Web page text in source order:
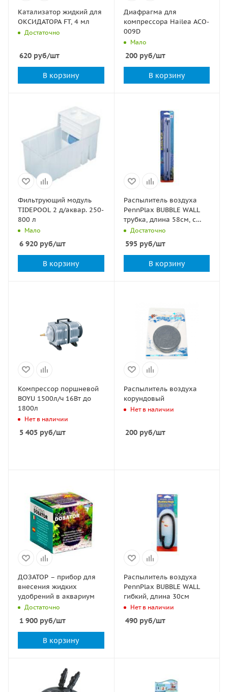
Катализатор жидкий для
ОКСИДАТОРА FT, 4 мл
Достаточно
620 руб/шт
В корзину
Диафрагма для
компрессора Hailea ACO-
009D
Мало
200руб/шт
В корзину
Фильтрующий модуль
TIDEPOOL 2 д/аквар. 250-
800 л
Мало
6 920 руб/шт
В корзину
Распылитель воздуха
PennPlax BUBBLE WALL
трубка, длина 58см, с
присосками
Достаточно
595руб/шт
В корзину
Компрессор поршневой
BOYU 1500л/ч 16Вт до
1800л
Нет в наличии
5 405 руб/шт
Распылитель воздуха
корундовый
Нет в наличии
200руб/шт
ДОЗАТОР – прибор для
внесения жидких
удобрений в аквариум
Достаточно
1 900 руб/шт
В корзину
Распылитель воздуха
PennPlax BUBBLE WALL
гибкий, длина 30см
Нет в наличии
490руб/шт